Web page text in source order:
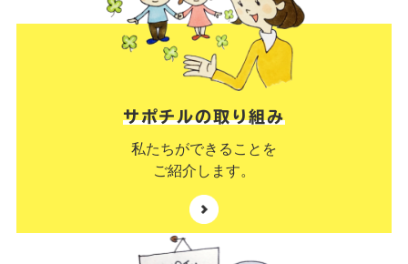
サポチルの取り組み
私たちができることを
ご紹介します。